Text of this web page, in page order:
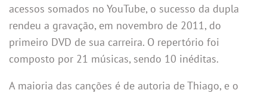
acessos somados no YouTube, o sucesso da dupla
rendeu a gravação, em novembro de 2011, do
primeiro DVD de sua carreira. O repertório foi
composto por 21 músicas, sendo 10 inéditas.
A maioria das canções é de autoria de Thiago, e o